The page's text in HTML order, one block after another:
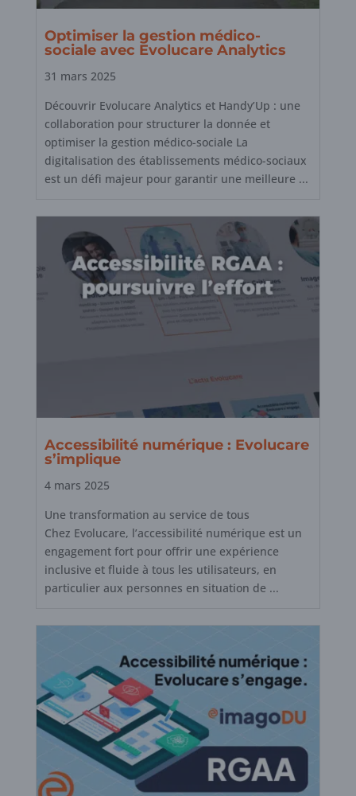
Optimiser la gestion médico-
sociale avec Evolucare Analytics
31 mars 2025
Découvrir Evolucare Analytics et Handy’Up : une
collaboration pour structurer la donnée et
optimiser la gestion médico-sociale La
digitalisation des établissements médico-sociaux
est un défi majeur pour garantir une meilleure ...
Accessibilité numérique : Evolucare
s’implique
4 mars 2025
Une transformation au service de tous
Chez Evolucare, l’accessibilité numérique est un
engagement fort pour offrir une expérience
inclusive et fluide à tous les utilisateurs, en
particulier aux personnes en situation de ...